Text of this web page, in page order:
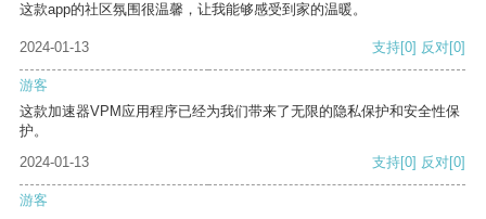
这款app的社区氛围很温馨，让我能够感受到家的温暖。
2024-01-13 支持[0] 反对[0]
游客
这款加速器VPM应用程序已经为我们带来了无限的隐私保护和安全性保
护。
2024-01-13
支持[0] 反对[0]
游客